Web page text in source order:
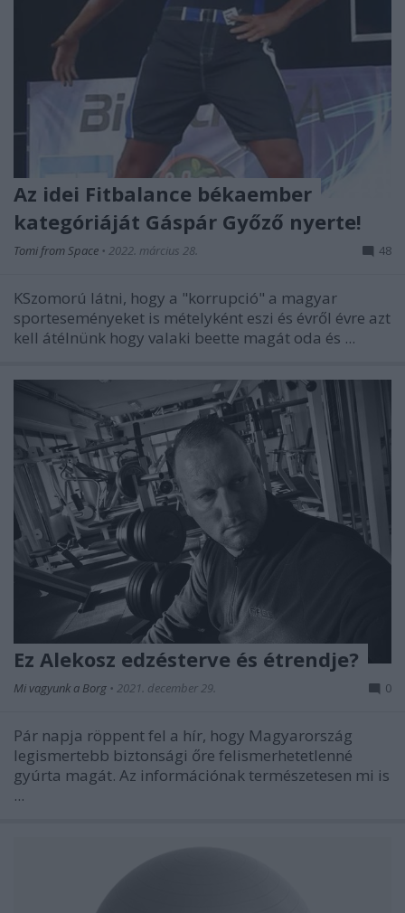
Az idei Fitbalance békaember
kategóriáját Gáspár Győző nyerte!
Tomi from Space • 2022. március 28. 48
KSzomorú látni, hogy a "korrupció" a magyar
sporteseményeket is mételyként eszi és évről évre azt
kell átélnünk hogy valaki beette magát oda és ...
Ez Alekosz edzésterve és étrendje?
Mi vagyunk a Borg • 2021. december 29. 0
Pár napja röppent fel a hír, hogy Magyarország
legismertebb biztonsági őre felismerhetetlenné
gyúrta magát. Az információnak természetesen mi is
...